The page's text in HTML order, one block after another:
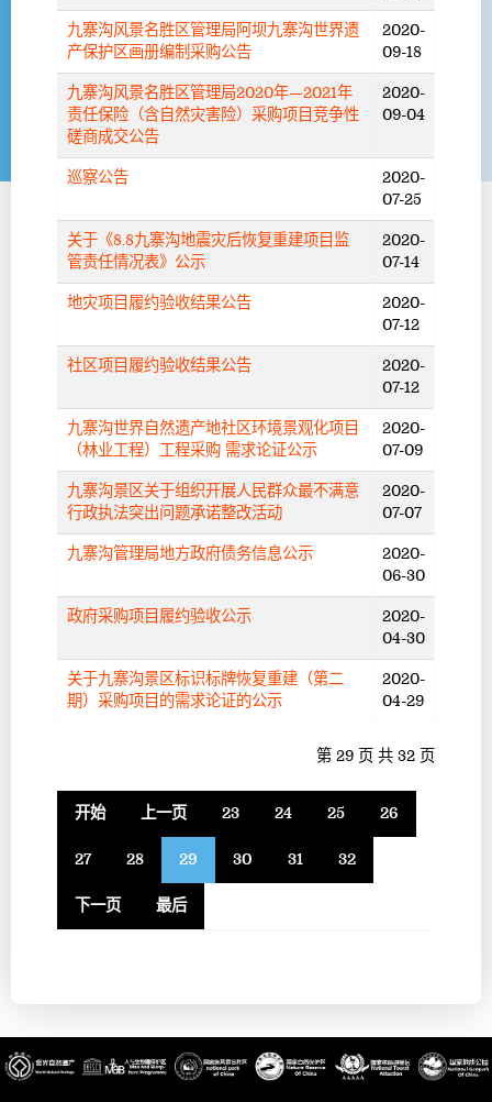
九寨沟风景名胜区管理局阿坝九寨沟世界遗
产保护区画册编制采购公告
2020-
09-18
九寨沟风景名胜区管理局2020年—2021年
责任保险（含自然灾害险）采购项目竞争性
磋商成交公告
2020-
09-04
巡察公告
2020-
07-25
关于《8.8九寨沟地震灾后恢复重建项目监
管责任情况表》公示
2020-
07-14
地灾项目履约验收结果公告
2020-
07-12
社区项目履约验收结果公告
2020-
07-12
九寨沟世界自然遗产地社区环境景观化项目
（林业工程）工程采购 需求论证公示
2020-
07-09
九寨沟景区关于组织开展人民群众最不满意
行政执法突出问题承诺整改活动
2020-
07-07
九寨沟管理局地方政府债务信息公示
2020-
06-30
政府采购项目履约验收公示
2020-
04-30
关于九寨沟景区标识标牌恢复重建（第二
期）采购项目的需求论证的公示
2020-
04-29
第 29 页 共 32 页
开始 上一页 23 24 25 26
27 28 29 30 31 32
下一页 最后